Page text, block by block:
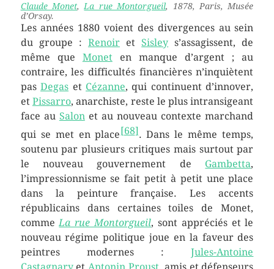
Claude Monet, La rue Montorgueil, 1878, Paris, Musée
d’Orsay.
Les années 1880 voient des divergences au sein
du groupe : RenoiretSisley s’assagissent, de
même que Monet en manque d’argent ; au
contraire, les difficultés financières n’inquiètent
pasDegas et Cézanne, qui continuent d’innover,
et Pissarro, anarchiste, reste le plus intransigeant
face au Salon et au nouveau contexte marchand
qui se met en place[68]. Dans le même temps,
soutenu par plusieurs critiques mais surtout par
le nouveau gouvernement de Gambetta,
l’impressionnisme se fait petit à petit une place
dans la peinture française. Les accents
républicains dans certaines toiles de Monet,
commeLa rue Montorgueil, sont appréciés et le
nouveau régime politique joue en la faveur des
peintres modernes :Jules-Antoine